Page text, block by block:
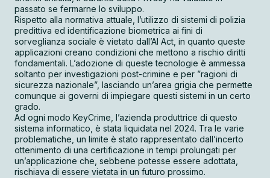
passato se fermarne lo sviluppo.
Rispetto alla normativa attuale, l’utilizzo di sistemi di polizia
predittiva ed identificazione biometrica ai fini di
sorveglianza sociale è vietato dall’AI Act, in quanto queste
applicazioni creano condizioni che mettono a rischio diritti
fondamentali. L’adozione di queste tecnologie è ammessa
soltanto per investigazioni post-crimine e per ”ragioni di
sicurezza nazionale”, lasciando un’area grigia che permette
comunque ai governi di impiegare questi sistemi in un certo
grado.
Ad ogni modo KeyCrime, l’azienda produttrice di questo
sistema informatico, è stata liquidata nel 2024. Tra le varie
problematiche, un limite è stato rappresentato dall’incerto
ottenimento di una certificazione in tempi prolungati per
un’applicazione che, sebbene potesse essere adottata,
rischiava di essere vietata in un futuro prossimo.